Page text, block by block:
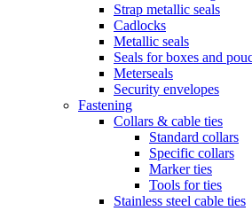
Strap metallic seals
Cadlocks
Metallic seals
Seals for boxes and
Meterseals
Security envelopes
Fastening
Collars & cable ties
Standard collars
Specific collars
Marker ties
Tools for ties
Stainless steel cable ties